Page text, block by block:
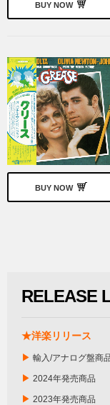
BUY NOW
BUY NOW
RELEASE
★洋楽リリース
▶ 輸入/アナログ盤商
▶ 2024年発売商品
▶ 2023年発売商品